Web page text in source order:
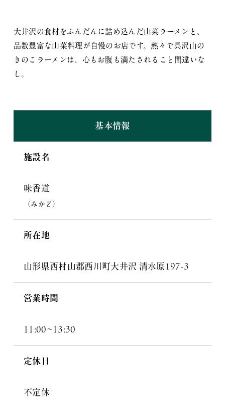
大井沢の食材をふんだんに詰め込んだ山菜ラーメンと、
品数豊富な山菜料理が自慢のお店です。熱々で具沢山の
きのこラーメンは、心もお腹も満たされること間違いな
し。
基本情報
施設名
味香道
（みかど）
所在地
山形県西村山郡西川町大井沢 清水原197-3
営業時間
11:00~13:30
定休日
不定休